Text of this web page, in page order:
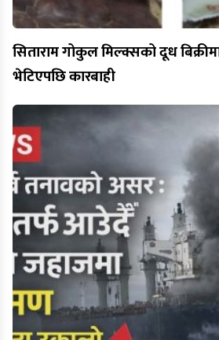
सिताराम गोकुल मिल्क्सको दूध
भेटिएपछि कारबाही